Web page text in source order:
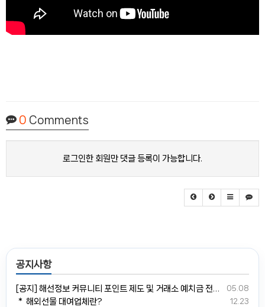
0 Comments
로그인한 회원만 댓글 등록이 가능합니다.
공지사항
05.08
[공지] 해선정보 커뮤니티 포인트 제도 및 거래소 예치금 전환 안내
12.23
＊ 해외선물 대여업체란?